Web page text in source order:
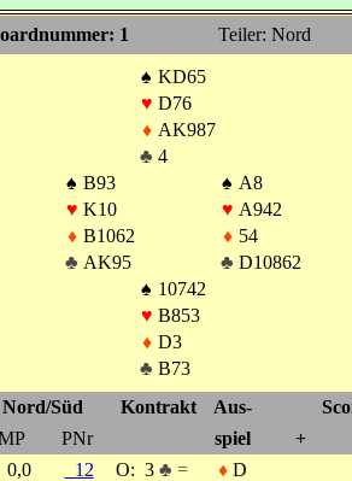
1 Teiler: Nord
♠ KD65
♥ D76
♦ AK987
♣ 4
♠ B93 ♠ A8
♥ K10 ♥ A942
♦ B1062 ♦ 54
♣ AK95 ♣ D10862
♠ 10742
♥ B853
♦ D3
♣ B73
Nord/Süd Kontrakt Aus-
PNr spiel +
0,0
12 O: 3 ♣ = ♦D